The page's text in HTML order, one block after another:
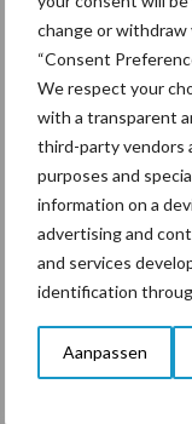
change or
“Consent
We respect your
with a transparent
third-party vendors
purposes and
information on a
advertising and
and services
identification
Aanpassen
Themapagina's